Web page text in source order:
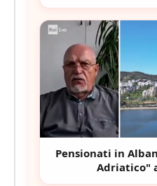
Pensionati in
Adriatico"